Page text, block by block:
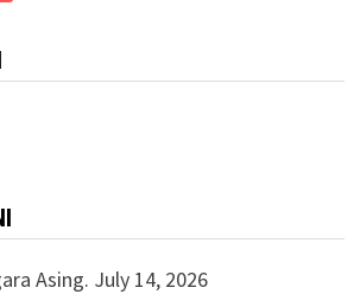
Asing. July 14, 2026